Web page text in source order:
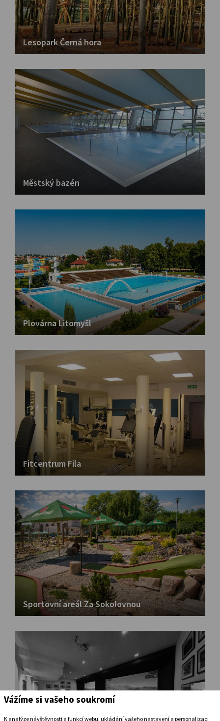
Lesopark Černá hora
Městský bazén
Plovárna Litomyšl
Fitcentrum Fila
Sportovní areál Za Sokolovnou
Vážíme si vašeho soukromí
K analýze návštěvnosti a funkcí webu, ukládání vašeho nastavení a personalizaci